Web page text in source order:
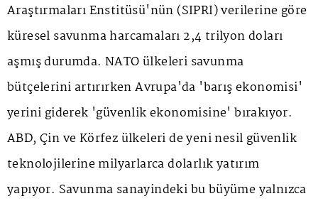
Araştırmaları Enstitüsü'nün (SIPRI) verilerine göre
küresel savunma harcamaları 2,4 trilyon doları
aşmış durumda. NATO ülkeleri savunma
bütçelerini artırırken Avrupa'da 'barış ekonomisi'
yerini giderek 'güvenlik ekonomisine' bırakıyor.
ABD, Çin ve Körfez ülkeleri de yeni nesil güvenlik
teknolojilerine milyarlarca dolarlık yatırım
yapıyor. Savunma sanayindeki bu büyüme yalnızca